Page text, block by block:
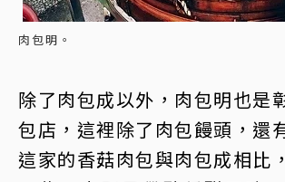
肉包明。
除了肉包成以外，肉包明也是
包店，這裡除了肉包饅頭，還
這家的香菇肉包與肉包成相比